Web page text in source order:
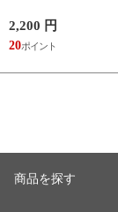
マイボトル 動物 ア
ニマル ゴリラ ごリ
ラックス ゴリゴリボ
2,200 円
20
商品を探す